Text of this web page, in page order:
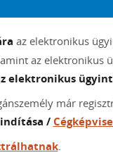
az elektronikus
az
elektronikus
már
/
.